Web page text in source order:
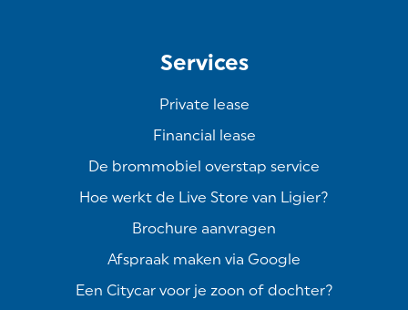
Services
Private lease
Financial lease
De brommobiel overstap service
Hoe werkt de Live Store van Ligier?
Brochure aanvragen
Afspraak maken via Google
Een Citycar voor je zoon of dochter?